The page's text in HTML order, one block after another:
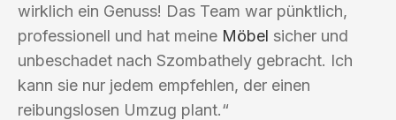
wirklich ein Genuss! Das Team war pünktlich,
professionell und hat meine Möbel sicher und
unbeschadet nach Szombathely gebracht. Ich
kann sie nur jedem empfehlen, der einen
reibungslosen Umzug plant.“